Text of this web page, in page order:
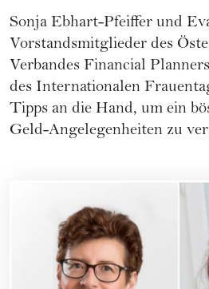
Sonja Ebhart-Pfeiffer und
Vorstandsmitglieder des
Verbandes Financial
des Internationalen
Tipps an die Hand, um ein
Geld-Angelegenheiten zu